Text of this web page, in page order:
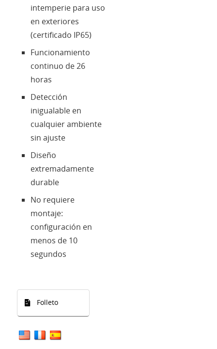
intemperie para uso
en exteriores
(certificado IP65)
Funcionamiento
continuo de 26
horas
Detección
inigualable en
cualquier ambiente
sin ajuste
Diseño
extremadamente
durable
No requiere
montaje:
configuración en
menos de 10
segundos
Folleto